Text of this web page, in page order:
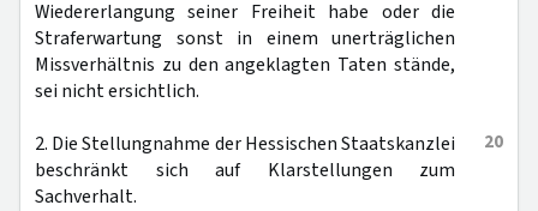
Wiedererlangung seiner Freiheit habe oder die
Straferwartung sonst in einem unerträglichen
Missverhältnis zu den angeklagten Taten stände,
sei nicht ersichtlich.
20
2. Die Stellungnahme der Hessischen Staatskanzlei
beschränkt sich auf Klarstellungen zum
Sachverhalt.